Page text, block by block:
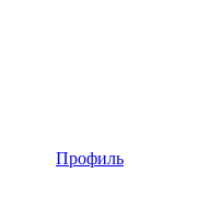
Профиль